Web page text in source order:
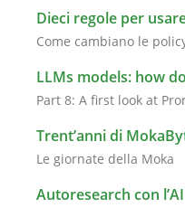
Dieci regole per
Come cambiano le
LLMs models: how
Part 8: A first look at
Trent’anni di
Le giornate della Moka
Autoresearch con l’AI